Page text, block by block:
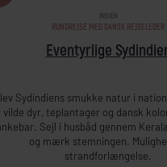
Eventyrlige
INDIEN
RUNDREJSE MED DANSK REJSELEDER
Sydindiens smukke natur i
vilde dyr, teplantager og dansk
Sejl i husbåd gennem
og mærk stemningen.
strandforlængelse.